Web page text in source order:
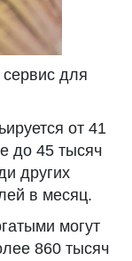
сервис для
от 41
до 45 тысяч
других
в месяц.
могут
860 тысяч